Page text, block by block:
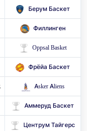
Берум Баскет
Филлинген
Oppsal Basket
Фрёйа Баскет
Asker Aliens
Аммеруд Баскет
Центрум Тайгерс